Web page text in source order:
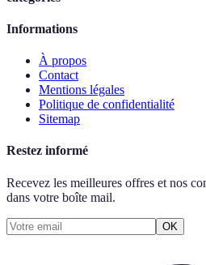
Informations
À propos
Contact
Mentions légales
Politique de confidentialité
Sitemap
Restez informé
Recevez les meilleures offres et nos
dans votre boîte mail.
OK